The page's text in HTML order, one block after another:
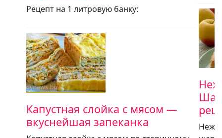
Рецепт на 1 литровую банку:
Капустная слойка с мясом —
вкуснейшая запеканка